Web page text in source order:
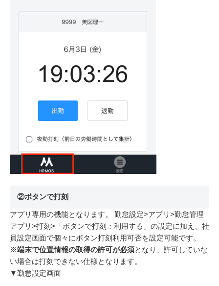
②ボタンで打刻
アプリ専用の機能となります。
勤怠設定>アプリ>勤怠管理
アプリ>打刻>「ボタンで打刻：利用する」の設定に加え、社
員設定画面で個々にボタン打刻利用可否を設定可能です。
※端末で位置情報の取得の許可が必須となり、許可していな
い場合は打刻できない仕様となります。
▼勤怠設定画面